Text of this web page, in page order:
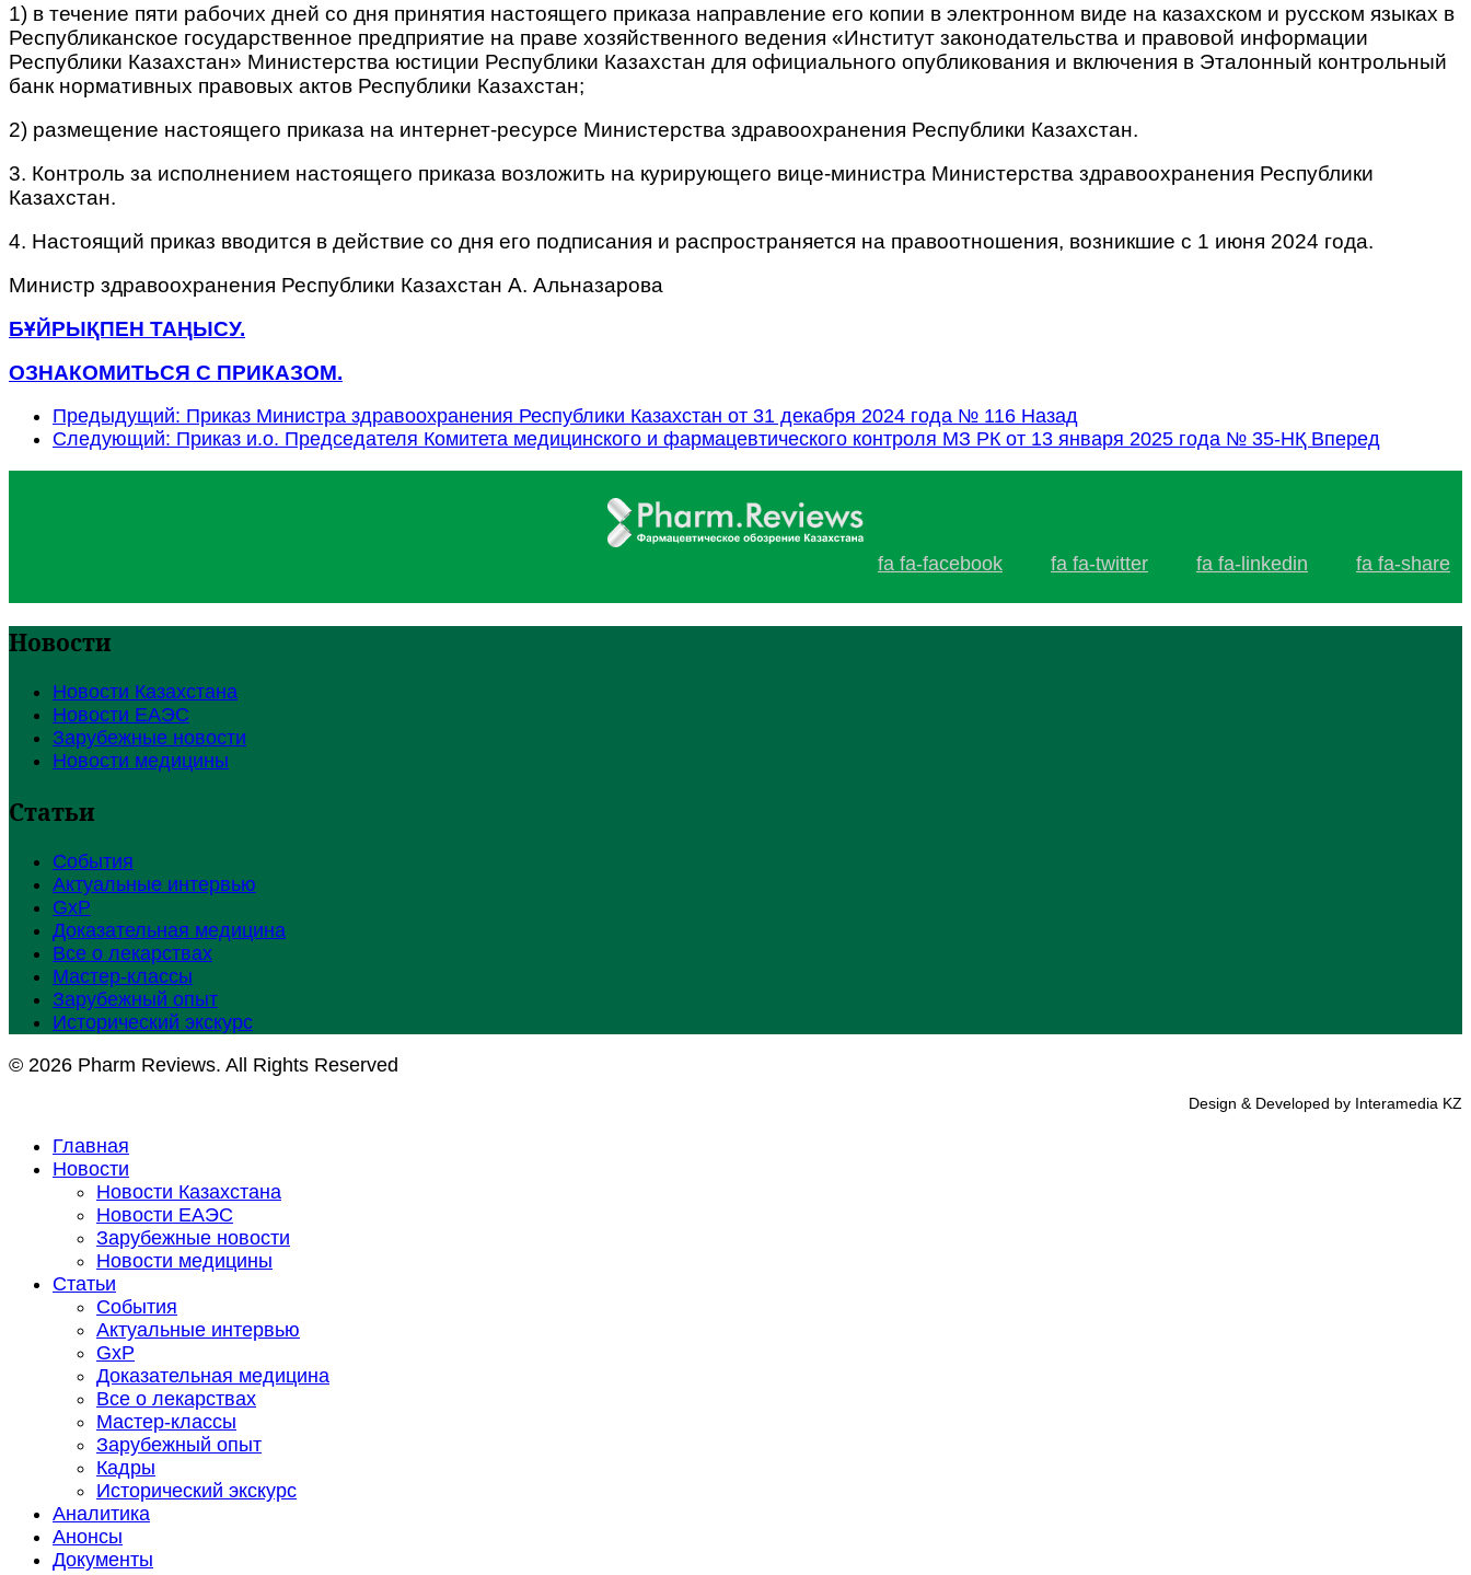
1) в течение пяти рабочих дней со дня принятия настоящего приказа направление его копии в электронном виде на казахском и русском языках в
Республиканское государственное предприятие на праве хозяйственного ведения «Институт законодательства и правовой информации
Республики Казахстан» Министерства юстиции Республики Казахстан для официального опубликования и включения в Эталонный контрольный
банк нормативных правовых актов Республики Казахстан;
2) размещение настоящего приказа на интернет-ресурсе Министерства здравоохранения Республики Казахстан.
3. Контроль за исполнением настоящего приказа возложить на курирующего вице-министра Министерства здравоохранения Республики
Казахстан.
4. Настоящий приказ вводится в действие со дня его подписания и распространяется на правоотношения, возникшие с 1 июня 2024 года.
Министр здравоохранения Республики Казахстан А. Альназарова
БҰЙРЫҚПЕН ТАҢЫСУ.
ОЗНАКОМИТЬСЯ С ПРИКАЗОМ.
Предыдущий: Приказ Министра здравоохранения Республики Казахстан от 31 декабря 2024 года № 116 Назад
Следующий: Приказ и.о. Председателя Комитета медицинского и фармацевтического контроля МЗ РК от 13 января 2025 года № 35-НҚ Вперед
fa fa-facebook fa fa-twitter fa fa-linkedin fa fa-share
Новости
Новости Казахстана
Новости ЕАЭС
Зарубежные новости
Новости медицины
Статьи
События
Актуальные интервью
GxP
Доказательная медицина
Все о лекарствах
Мастер-классы
Зарубежный опыт
Исторический экскурс
© 2026 Pharm Reviews. All Rights Reserved
Design & Developed by Interamedia KZ
Главная
Новости
Новости Казахстана
Новости ЕАЭС
Зарубежные новости
Новости медицины
Статьи
События
Актуальные интервью
GxP
Доказательная медицина
Все о лекарствах
Мастер-классы
Зарубежный опыт
Кадры
Исторический экскурс
Аналитика
Анонсы
Документы